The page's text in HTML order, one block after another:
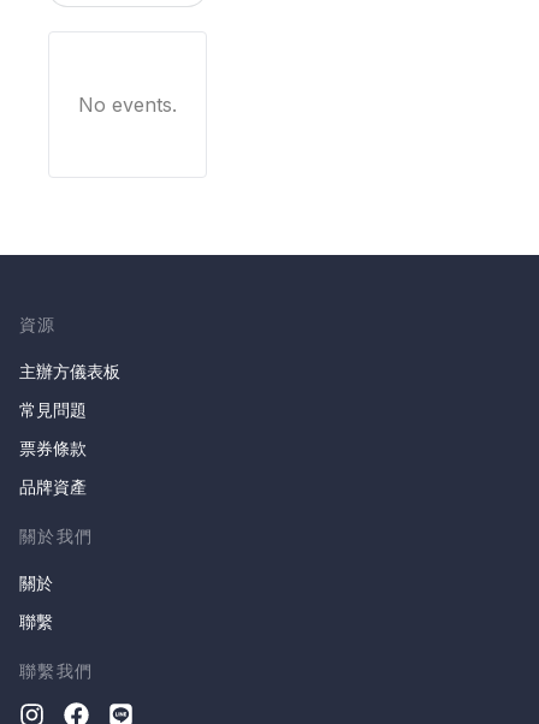
No events.
資源
主辦方儀表板
常見問題
票券條款
品牌資產
關於我們
關於
聯繫
聯繫我們